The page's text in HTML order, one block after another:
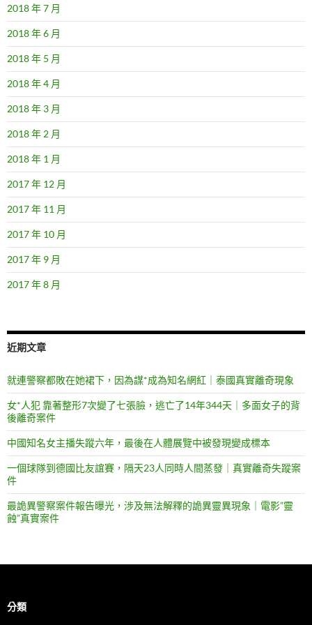
2018 年 7 月
2018 年 6 月
2018 年 5 月
2018 年 4 月
2018 年 3 月
2018 年 2 月
2018 年 1 月
2017 年 12 月
2017 年 11 月
2017 年 10 月
2017 年 9 月
2017 年 8 月
近期文章
就連警察都敗在她裙下，因為謀*成為知名網紅｜泰國真實離奇現象
女*人犯 靠著整形7次變了七張臉，逃亡了14年344天｜多面女子的背
後離奇案件
中國知名女主播失蹤六年，最後在人體展覽中被發現變成標本
一個球隊到德國比友誼賽，隔天23人同時人間蒸發｜真實離奇失蹤案
件
最詭異警察案件報告曝光，涉及無法解釋的詭異靈異現象｜電影”靈
蝕”真實案件
分類